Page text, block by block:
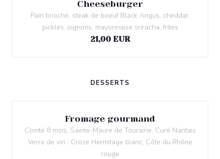
Cheeseburger
Pain brioché, steak de boeuf Black Angus, cheddar,
pickles, oignons, mayonnaise sriracha, frites
21,00 EUR
DESSERTS
Fromage gourmand
Comté 8 mois, Sainte-Maure de Touraine, Curé Nantais
Verre de vin : Croze Hermitage blanc, Côte du Rhône
rouge